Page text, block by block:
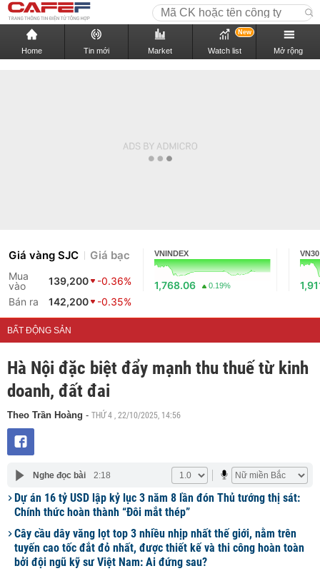
Home Tin mới Market Watch list
New
Mở rộng
Giá vàng SJC Giá bạc
Mua
vào
139,200
-0.36%
Bán ra
142,200 -0.35%
VNINDEX
1,768.06 0.19%
VN30
BẤT ĐỘNG SẢN
Hà Nội đặc biệt đẩy mạnh thu thuế từ kinh
doanh, đất đai
Theo Trần Hoàng - THỨ 4 , 22/10/2025, 14:56
Nghe đọc bài 2:18
Dự án 16 tỷ USD lập kỷ lục 3 năm 8 lần đón Thủ tướng thị sát:
Chính thức hoàn thành “Đôi mắt thép”
Cây cầu dây văng lọt top 3 nhiều nhịp nhất thế giới, nằm trên
tuyến cao tốc đắt đỏ nhất, được thiết kế và thi công hoàn toàn
bởi đội ngũ kỹ sư Việt Nam: Ai đứng sau?